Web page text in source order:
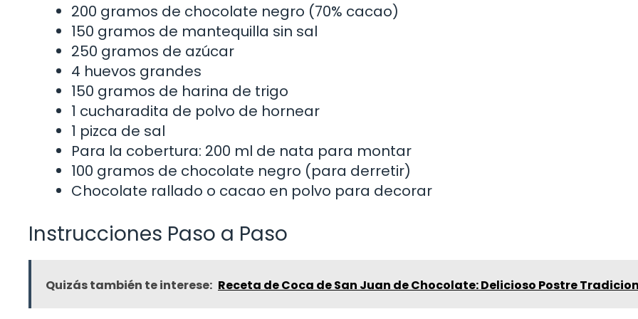
200 gramos de chocolate negro (70% cacao)
150 gramos de mantequilla sin sal
250 gramos de azúcar
4 huevos grandes
150 gramos de harina de trigo
1 cucharadita de polvo de hornear
1 pizca de sal
Para la cobertura: 200 ml de nata para montar
100 gramos de chocolate negro (para derretir)
Chocolate rallado o cacao en polvo para decorar
Instrucciones Paso a Paso
Quizás también te interese: Receta de Coca de San Juan de Chocolate: Delicioso Postre